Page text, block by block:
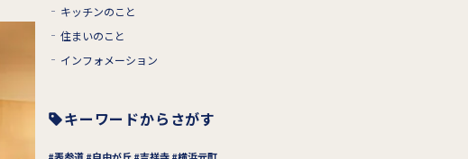
キッチンのこと
住まいのこと
インフォメーション
キーワードからさがす
表参道 自由が丘 吉祥寺 横浜元町